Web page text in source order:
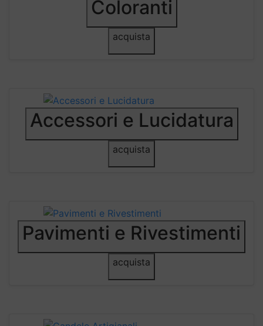
Coloranti
acquista
Accessori e Lucidatura
acquista
Pavimenti e Rivestimenti
acquista